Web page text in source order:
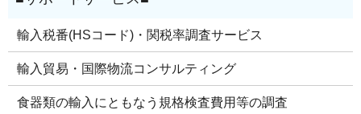
輸入税番(HSコード)・関税率調査サービス
輸入貿易・国際物流コンサルティング
食器類の輸入にともなう規格検査費用等の調査